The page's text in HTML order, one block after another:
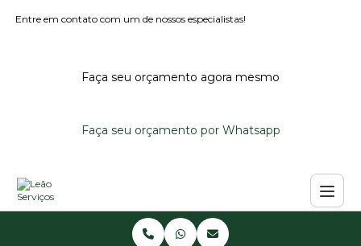
Entre em contato com um de nossos especialistas!
Faça seu orçamento agora mesmo
Faça seu orçamento por Whatsapp